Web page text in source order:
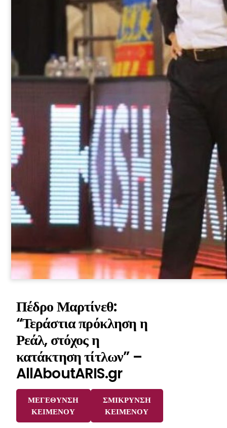
Πέδρο Μαρτίνεθ:
“Τεράστια πρόκληση η
Ρεάλ, στόχος η
κατάκτηση τίτλων” –
AllAboutARIS.gr
ΜΕΓΕΘΥΝΣΗ
ΚΕΙΜΕΝΟΥ
ΣΜΙΚΡΥΝΣΗ
ΚΕΙΜΕΝΟΥ